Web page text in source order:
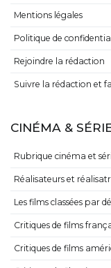
Mentions légales
Politique de
Rejoindre la rédaction
Suivre la rédaction et
CINÉMA &
Rubrique cinéma et
Réalisateurs et
Les films classées par
Critiques de films
Critiques de films